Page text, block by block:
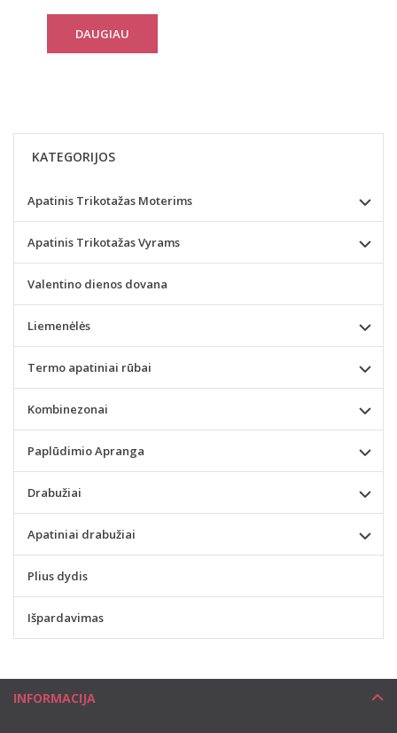
DAUGIAU
KATEGORIJOS
Apatinis Trikotažas Moterims
Apatinis Trikotažas Vyrams
Valentino dienos dovana
Liemenėlės
Termo apatiniai rūbai
Kombinezonai
Paplūdimio Apranga
Drabužiai
Apatiniai drabužiai
Plius dydis
Išpardavimas
INFORMACIJA